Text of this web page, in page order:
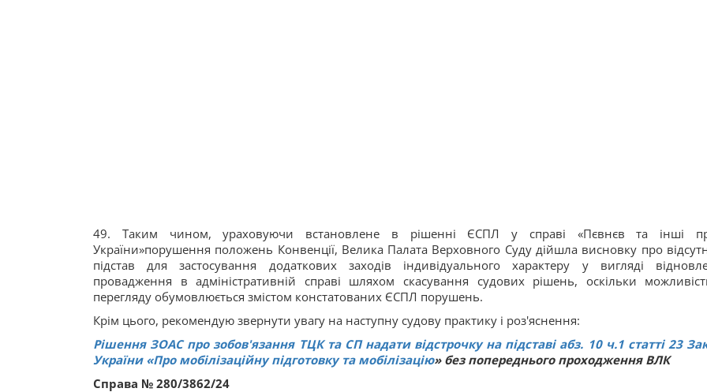
49. Таким чином, ураховуючи встановлене в рішенні ЄСПЛ у справі «Пєвнєв та інші
України»порушення положень Конвенції, Велика Палата Верховного Суду дійшла висновку про
підстав для застосування додаткових заходів індивідуального характеру у вигляді
провадження в адміністративній справі шляхом скасування судових рішень, оскільки
перегляду обумовлюється змістом констатованих ЄСПЛ порушень.
Крім цього, рекомендую звернути увагу на наступну судову практику і роз'яснення:
Рішення ЗОАС про зобов'язання ТЦК та СП надати відстрочку на підставі абз. 10 ч.1 статті 23
України «Про мобілізаційну підготовку та мобілізацію» без попереднього проходження ВЛК
Справа № 280/3862/24